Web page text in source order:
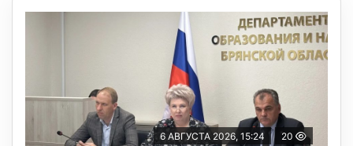
6 АВГУСТА 2026, 15:24 20